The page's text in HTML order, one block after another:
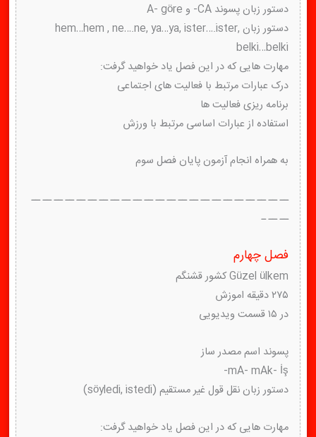
دستور زبان پسوند CA- و A- göre
دستور زبان hem…hem , ne….ne, ya…ya, ister….ister,
belki…belki
مهارت هایی که در این فصل یاد خواهید گرفت:
درک عبارات مرتبط با فعالیت های اجتماعی
برنامه ریزی فعالیت ها
استفاده از عبارات اساسی مرتبط با ورزش
به همراه انجام آزمون پایان فصل سوم
ــ ــ ــ ــ ــ ــ ــ ــ ــ ــ ــ ــ ــ ــ ــ ــ ــ ــ ــ ــ ــ ــ ــ
ــ ــ ـ
فصل چهارم
Güzel ülkem کشور قشنگم
۲۷۵ دقیقه اموزش
در ۱۵ قسمت ویدیویی
پسوند اسم مصدر ساز
mA- mAk- İş-
دستور زبان نقل قول غیر مستقیم (söyledi, istedi)
مهارت هایی که در این فصل یاد خواهید گرفت: